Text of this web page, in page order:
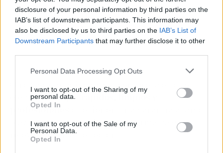
disclosure of your personal information by third parties on the
IAB’s list of downstream participants. This information may
also be disclosed by us to third parties on the IAB’s List of
Downstream Participants that may further disclose it to other
Personal Data Processing Opt Outs
I want to opt-out of the Sharing of my
personal data.
Opted In
I want to opt-out of the Sale of my
Personal Data.
Opted In
Otro valor añadido de esta empresa es que
efectúatrabajos rápidos, limpios y
profesionales
plazo. Por estos motivos, esta firma ha ganado
relevancia en este sector.